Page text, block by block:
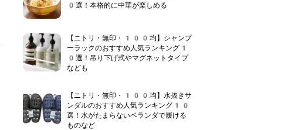
0選！本格的に中華が楽しめる
【ニトリ・無印・100均】シャンプ
ーラックのおすすめ人気ランキング1
0選！吊り下げ式やマグネットタイプ
なども
【ニトリ・無印・100均】水抜きサ
ンダルのおすすめ人気ランキング10
選！水がたまらないベランダで履ける
ものなど